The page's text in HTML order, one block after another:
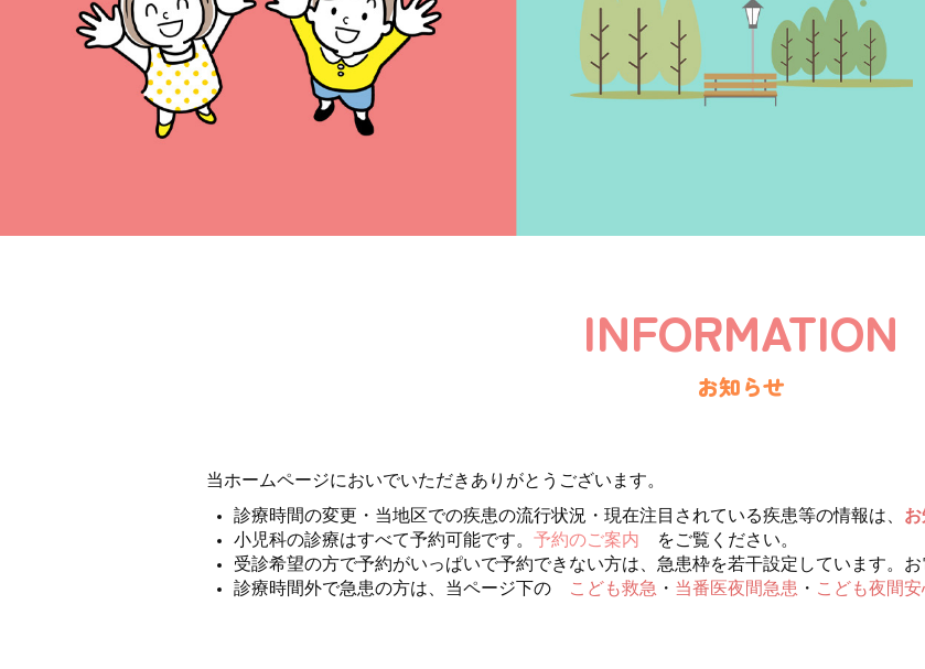
INFORMATION
お知らせ
当ホームページにおいでいただきありがとうございます。
診療時間の変更・当地区での疾患の流行状況・現在注目されている疾患等の情報は、
小児科の診療はすべて予約可能です。 予約のご案内 をご覧ください。
受診希望の方で予約がいっぱいで予約できない方は、急患枠を若干設定しています。
診療時間外で急患の方は、当ページ下の こども救急 ・ 当番医夜間急患 ・ こども夜間